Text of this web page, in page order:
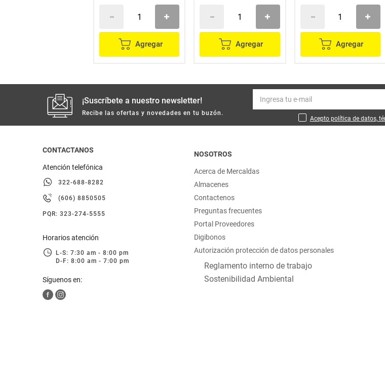
Agregar Agregar Agregar
¡Suscríbete a nuestro newsletter!
Recibe las ofertas y novedades en tu buzón.
Acepto política de datos,
CONTACTANOS
Atención telefónica
322-688-8282
(606) 8850505
PQR: 323-274-5555
Horarios atención
L-S: 7:30 am - 8:00 pm
D-F: 8:00 am - 7:00 pm
Síguenos en:
NOSOTROS
Acerca de Mercaldas
Almacenes
Contactenos
Preguntas frecuentes
Portal Proveedores
Digibonos
Autorización protección de datos personales
Reglamento interno de trabajo
Sostenibilidad Ambiental